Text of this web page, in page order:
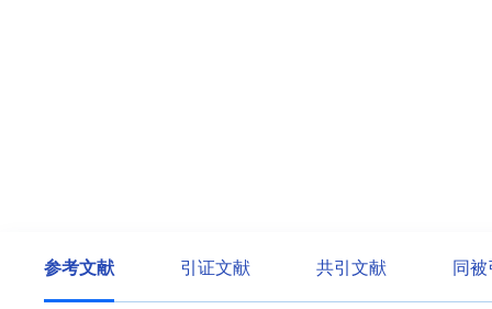
参考文献 引证文献 共引文献 同